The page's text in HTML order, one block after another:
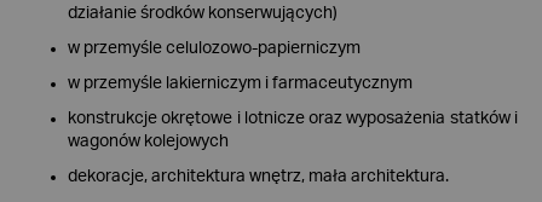
działanie środków konserwujących)
w przemyśle celulozowo-papierniczym
w przemyśle lakierniczym i farmaceutycznym
konstrukcje okrętowe i lotnicze oraz wyposażenia statków i
wagonów kolejowych
dekoracje, architektura wnętrz, mała architektura.